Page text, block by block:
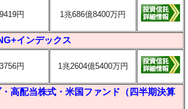
円 1兆686億8400万円
インデックス
円 1兆2604億5400万円
高配当株式・米国ファンド（四半期決算